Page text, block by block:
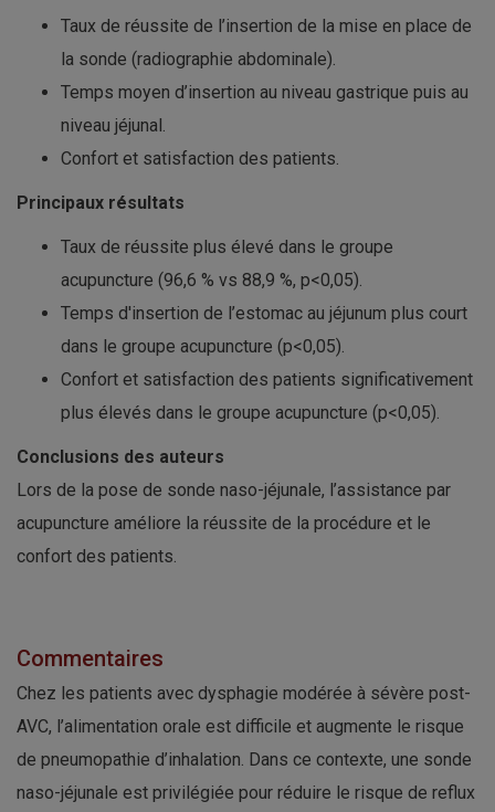
Taux de réussite de l’insertion de la mise en place de
la sonde (radiographie abdominale).
Temps moyen d’insertion au niveau gastrique puis au
niveau jéjunal.
Confort et satisfaction des patients.
Principaux résultats
Taux de réussite plus élevé dans le groupe
acupuncture (96,6 % vs 88,9 %, p<0,05).
Temps d'insertion de l’estomac au jéjunum plus court
dans le groupe acupuncture (p<0,05).
Confort et satisfaction des patients significativement
plus élevés dans le groupe acupuncture (p<0,05).
Conclusions des auteurs
Lors de la pose de sonde naso-jéjunale, l’assistance par
acupuncture améliore la réussite de la procédure et le
confort des patients.
Commentaires
Chez les patients avec dysphagie modérée à sévère post-
AVC, l’alimentation orale est difficile et augmente le risque
de pneumopathie d’inhalation. Dans ce contexte, une sonde
naso-jéjunale est privilégiée pour réduire le risque de reflux